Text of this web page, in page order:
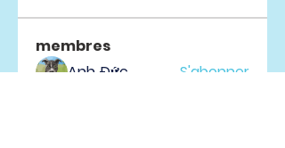
membres
Anh Đức
S'abonner